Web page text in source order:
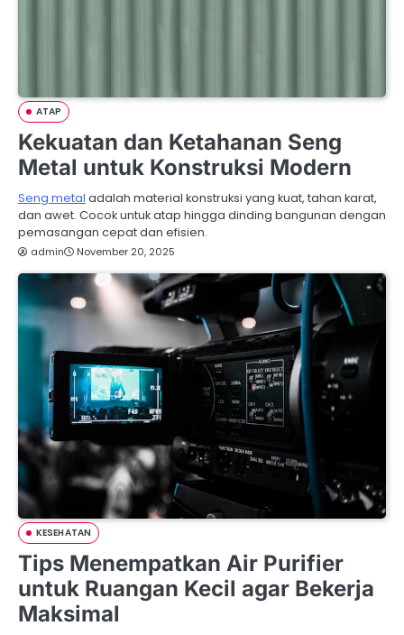
ATAP
Kekuatan dan Ketahanan Seng
Metal untuk Konstruksi Modern
Seng metal adalah material konstruksi yang kuat, tahan karat,
dan awet. Cocok untuk atap hingga dinding bangunan dengan
pemasangan cepat dan efisien.
admin November 20, 2025
KESEHATAN
Tips Menempatkan Air Purifier
untuk Ruangan Kecil agar Bekerja
Maksimal